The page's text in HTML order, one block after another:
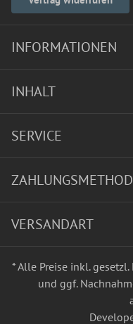
INFORMATIONEN
INHALT
SERVICE
VERSANDART
* Alle Preise inkl.
und ggf.